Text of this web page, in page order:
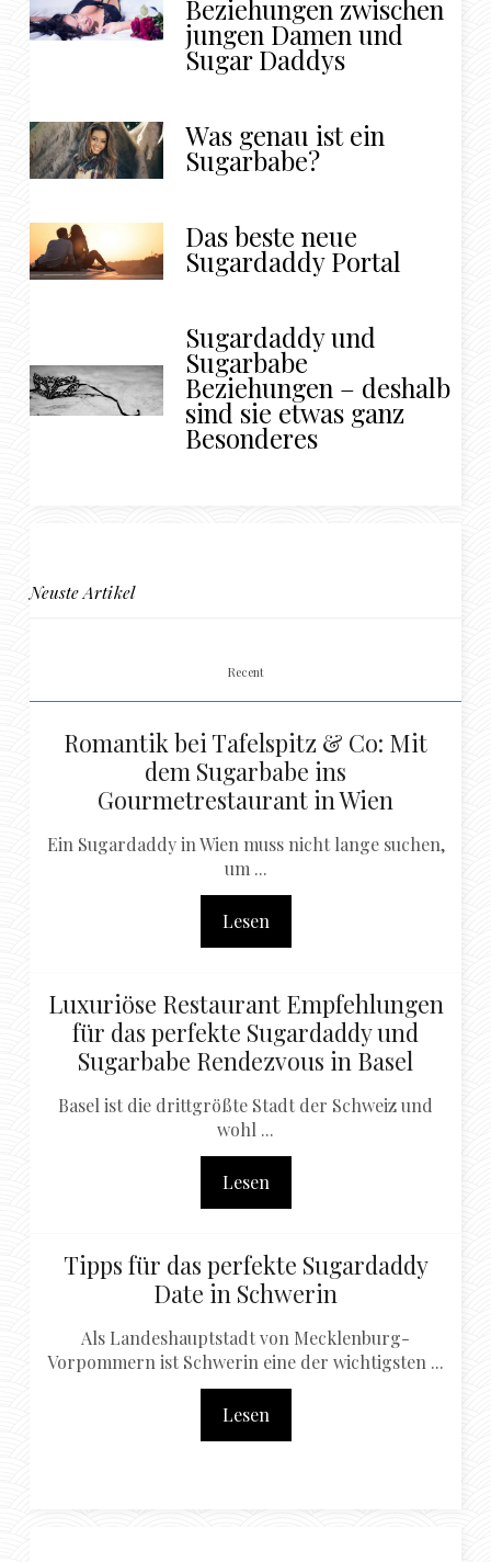
Beziehungen zwischen
jungen Damen und
Sugar Daddys
Was genau ist ein
Sugarbabe?
Das beste neue
Sugardaddy Portal
Sugardaddy und
Sugarbabe
Beziehungen – deshalb
sind sie etwas ganz
Besonderes
Neuste Artikel
Recent
Romantik bei Tafelspitz & Co: Mit
dem Sugarbabe ins
Gourmetrestaurant in Wien
Ein Sugardaddy in Wien muss nicht lange suchen,
um ...
Lesen
Luxuriöse Restaurant Empfehlungen
für das perfekte Sugardaddy und
Sugarbabe Rendezvous in Basel
Basel ist die drittgrößte Stadt der Schweiz und
wohl ...
Lesen
Tipps für das perfekte Sugardaddy
Date in Schwerin
Als Landeshauptstadt von Mecklenburg-
Vorpommern ist Schwerin eine der wichtigsten ...
Lesen